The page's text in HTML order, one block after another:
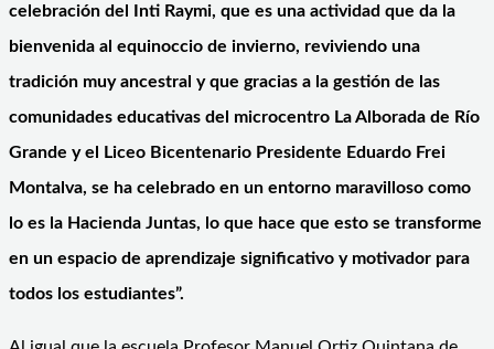
celebración del Inti Raymi, que es una actividad que da la
bienvenida al equinoccio de invierno, reviviendo una
tradición muy ancestral y que gracias a la gestión de las
comunidades educativas del microcentro La Alborada de Río
Grande y el Liceo Bicentenario Presidente Eduardo Frei
Montalva, se ha celebrado en un entorno maravilloso como
lo es la Hacienda Juntas, lo que hace que esto se transforme
en un espacio de aprendizaje significativo y motivador para
todos los estudiantes”.